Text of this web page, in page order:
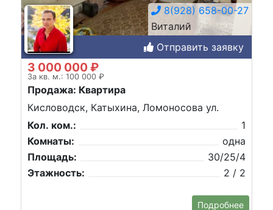
8(928) 658-00-27
Виталий
Отправить заявку
3 000 000 ₽
За кв. м.: 100 000 ₽
Продажа: Квартира
Кисловодск, Катыхина, Ломоносова ул.
Кол. ком.:
1
Комнаты:
одна
Площадь:
30/25/4
Этажность:
2 / 2
Подробнее